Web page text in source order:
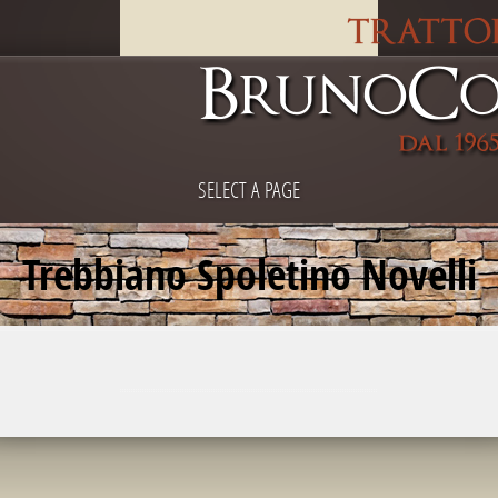
SELECT A PAGE
Trebbiano Spoletino Novelli